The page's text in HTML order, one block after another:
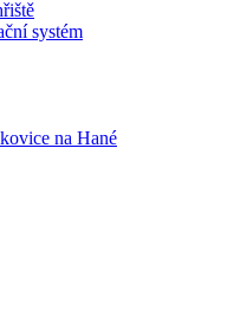
systém
na Hané